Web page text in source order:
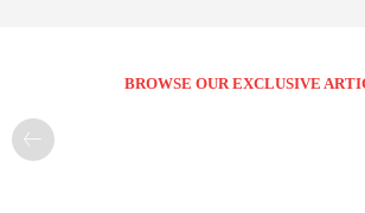
BROWSE OUR EXCLUSIVE